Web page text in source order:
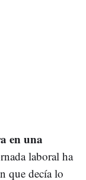
en una
laboral ha
que decía lo